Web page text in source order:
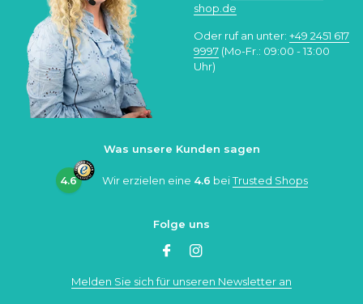
shop.de
Oder ruf an unter: +49 2451 617
9997 (Mo-Fr.: 09:00 - 13:00
Uhr)
Was unsere Kunden sagen
4.6 Wir erzielen eine 4.6 beiTrusted Shops
Folge uns
Melden Sie sich für unseren Newsletter an